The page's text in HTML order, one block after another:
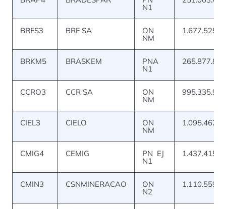
N1
BRFS3 BRF SA ON
NM
BRKM5 BRASKEM PNA
N1
265.877.867
CCRO3 CCR SA ON
NM
995.335.937
CIEL3 CIELO ON
NM
CMIG4 CEMIG PN EJ
N1
CMIN3 CSNMINERACAO ON
N2